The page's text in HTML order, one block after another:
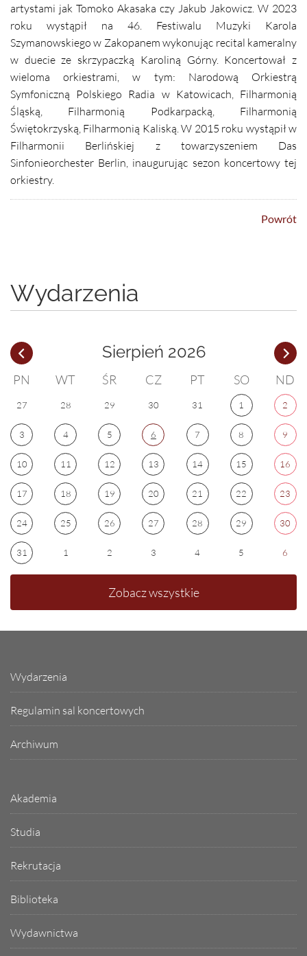
artystami jak Tomoko Akasaka czy Jakub Jakowicz. W 2023
roku wystąpił na 46. Festiwalu Muzyki Karola
Szymanowskiego w Zakopanem wykonując recital kameralny
w duecie ze skrzypaczką Karoliną Górny. Koncertował z
wieloma orkiestrami, w tym: Narodową Orkiestrą
Symfoniczną Polskiego Radia w Katowicach, Filharmonią
Śląską, Filharmonią Podkarpacką, Filharmonią
Świętokrzyską, Filharmonią Kaliską. W 2015 roku wystąpił w
Filharmonii Berlińskiej z towarzyszeniem Das
Sinfonieorchester Berlin, inaugurując sezon koncertowy tej
orkiestry.
Powrót
Wydarzenia
Sierpień 2026
PN WT ŚR CZ PT SO ND
27 28 29 30 31 1 2
3 4 5 6 7 8 9
10 11 12 13 14 15 16
17 18 19 20 21 22 23
24 25 26 27 28 29 30
31 1 2 3 4 5 6
Zobacz wszystkie
Wydarzenia
Regulamin sal koncertowych
Archiwum
Akademia
Studia
Rekrutacja
Biblioteka
Wydawnictwa